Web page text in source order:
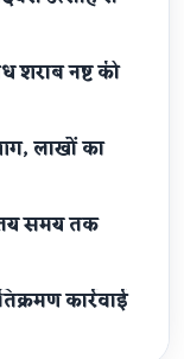
शराब नष्ट की
लाखों का
समय तक
कार्रवाई